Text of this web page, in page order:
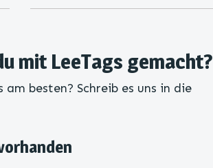
mit LeeTags gemacht?
besten? Schreib es uns in die